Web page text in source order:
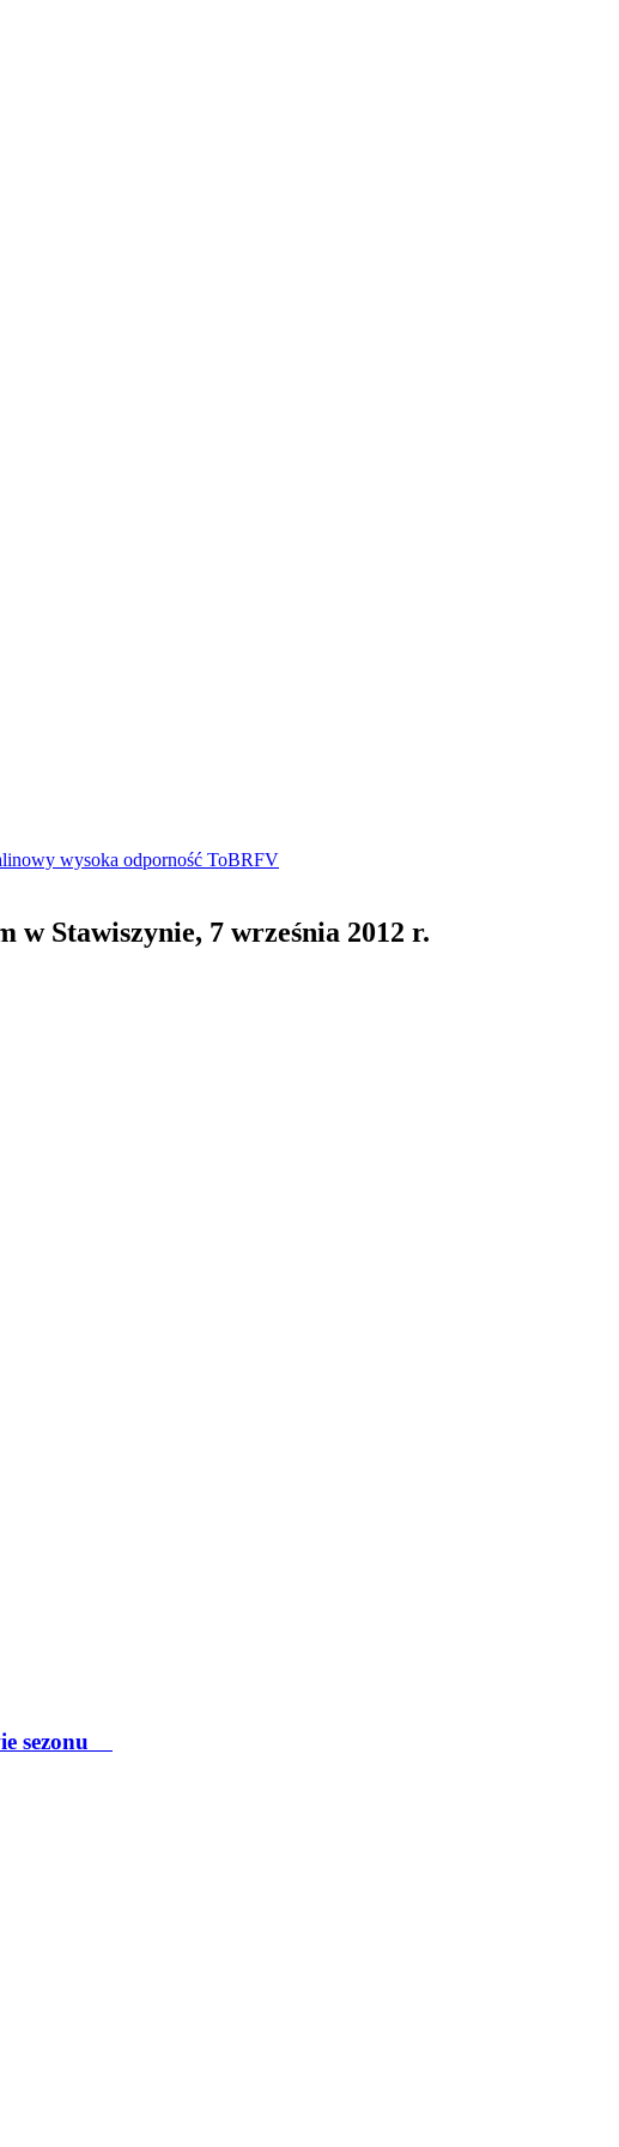
w Stawiszynie, 7 września 2012 r.
sezonu